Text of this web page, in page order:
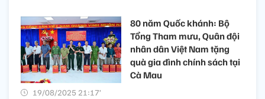
80 năm Quốc khánh: Bộ
Tổng Tham mưu, Quân đội
nhân dân Việt Nam tặng
quà gia đình chính sách tại
Cà Mau
19/08/2025 21:17’